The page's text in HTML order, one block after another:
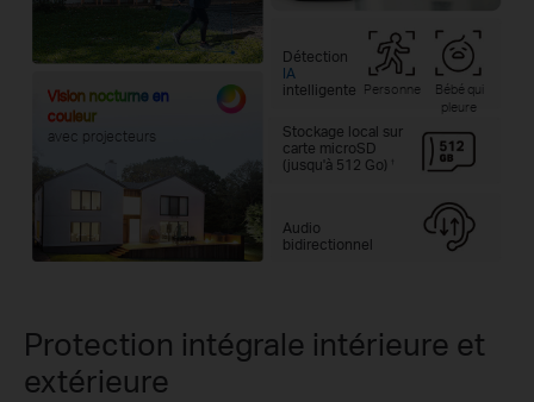
Détection
IA
intelligente Personne
Bébé qui
pleure
Stockage local sur
carte microSD
(jusqu'à 512 Go)
Audio
bidirectionnel
Vision nocturne en
couleur
avec projecteurs
Protection intégrale intérieure et
extérieure